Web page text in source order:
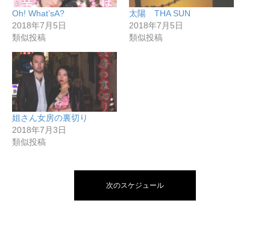
Oh! What’sA?
2018年7月5日
類似投稿
太陽 THA SUN
2018年7月5日
類似投稿
姐さん女房の裏切り
2018年7月3日
類似投稿
次のスケジュール